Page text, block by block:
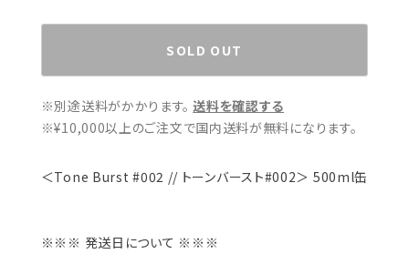
SOLD OUT
※別途送料がかかります。 送料を確認する
※¥10,000以上のご注文で国内送料が無料になります。
＜Tone Burst #002 // トーンバースト#002＞ 500ml缶
※※※ 発送日について ※※※